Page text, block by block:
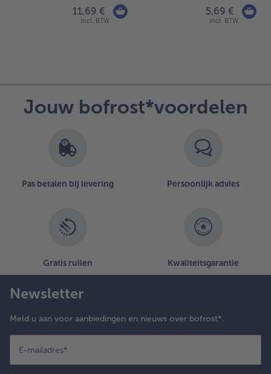
11,69 €
incl. BTW
5,69 €
incl. BTW
Jouw bofrost*voordelen
Pas betalen bij levering Persoonlijk advies
Gratis ruilen Kwaliteitsgarantie
Newsletter
Meld u aan voor aanbiedingen en nieuws over bofrost*.
E-mailadres*